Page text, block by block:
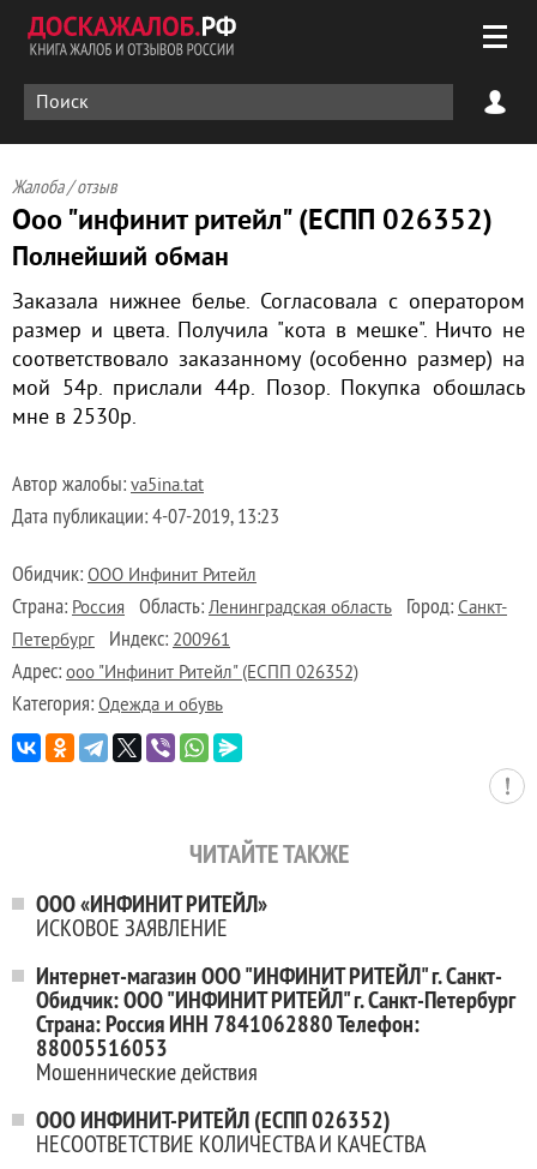
Жалоба / отзыв
Ооо "инфинит ритейл" (ЕСПП 026352)
Полнейший обман
Заказала нижнее белье. Согласовала с оператором
размер и цвета. Получила "кота в мешке". Ничто не
соответствовало заказанному (особенно размер) на
мой 54р. прислали 44р. Позор. Покупка обошлась
мне в 2530р.
Автор жалобы: va5ina.tat
Дата публикации:4-07-2019, 13:23
Обидчик: ООО Инфинит Ритейл
Страна: Россия Область: Ленинградская область Город: Санкт-
Петербург
Индекс: 200961
Адрес: ооо "Инфинит Ритейл" (ЕСПП 026352)
Категория: Одежда и обувь
ЧИТАЙТЕ ТАКЖЕ
ООО «ИНФИНИТ РИТЕЙЛ»
ИСКОВОЕ ЗАЯВЛЕНИЕ
Интернет-магазин ООО "ИНФИНИТ РИТЕЙЛ" г. Санкт-
Обидчик: ООО "ИНФИНИТ РИТЕЙЛ" г. Санкт-Петербург
Страна: Россия ИНН 7841062880 Телефон:
88005516053
Мошеннические действия
ООО ИНФИНИТ-РИТЕЙЛ (ЕСПП 026352)
НЕСООТВЕТСТВИЕ КОЛИЧЕСТВА И КАЧЕСТВА